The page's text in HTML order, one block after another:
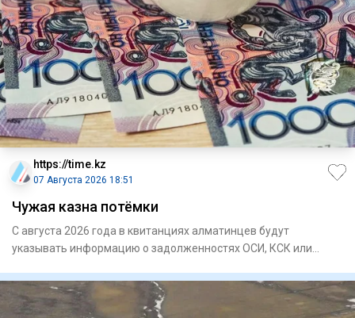
https://time.kz
07 Августа 2026 18:51
Чужая казна потёмки
С августа 2026 года в квитанциях алматинцев будут
указывать информацию о задолженностях ОСИ, КСК или